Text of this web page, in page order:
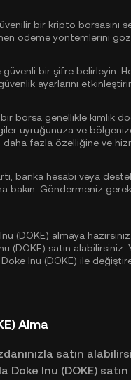
bir kripto borsasını
ödeme yöntemlerini
bir şifre belirleyin.
ayarlarını
borsa genellikle kimlik
uyruğunuza ve
daha fazla özelliğine ve
banka hesabı veya
bakın. Göndermeniz
(DOKE) almaya
(DOKE) satın alabilirsiniz.
Inu (DOKE) ile
Alma
satın
Doke Inu (DOKE)